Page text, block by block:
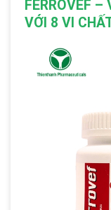
FERROVEF –
VỚI 8 VI